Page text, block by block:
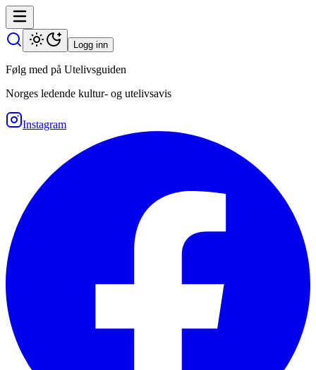
Logg inn
Følg med på Utelivsguiden
Norges ledende kultur- og utelivsavis
Instagram